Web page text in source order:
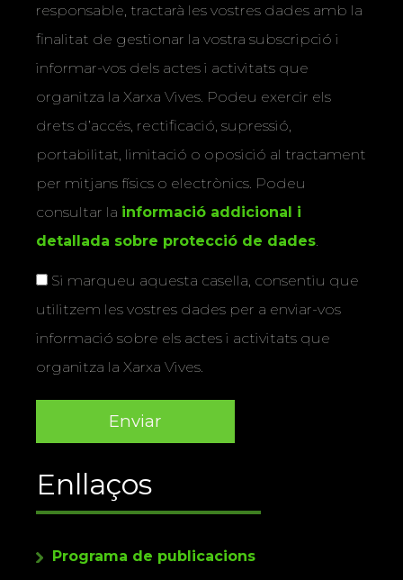
responsable, tractarà les vostres dades amb la
finalitat de gestionar la vostra subscripció i
informar-vos dels actes i activitats que
organitza la Xarxa Vives. Podeu exercir els
drets d’accés, rectificació, supressió,
portabilitat, limitació o oposició al tractament
per mitjans físics o electrònics. Podeu
consultar la informació addicional i
detallada sobre protecció de dades.
Si marqueu aquesta casella, consentiu que
utilitzem les vostres dades per a enviar-vos
informació sobre els actes i activitats que
organitza la Xarxa Vives.
Enllaços
Programa de publicacions